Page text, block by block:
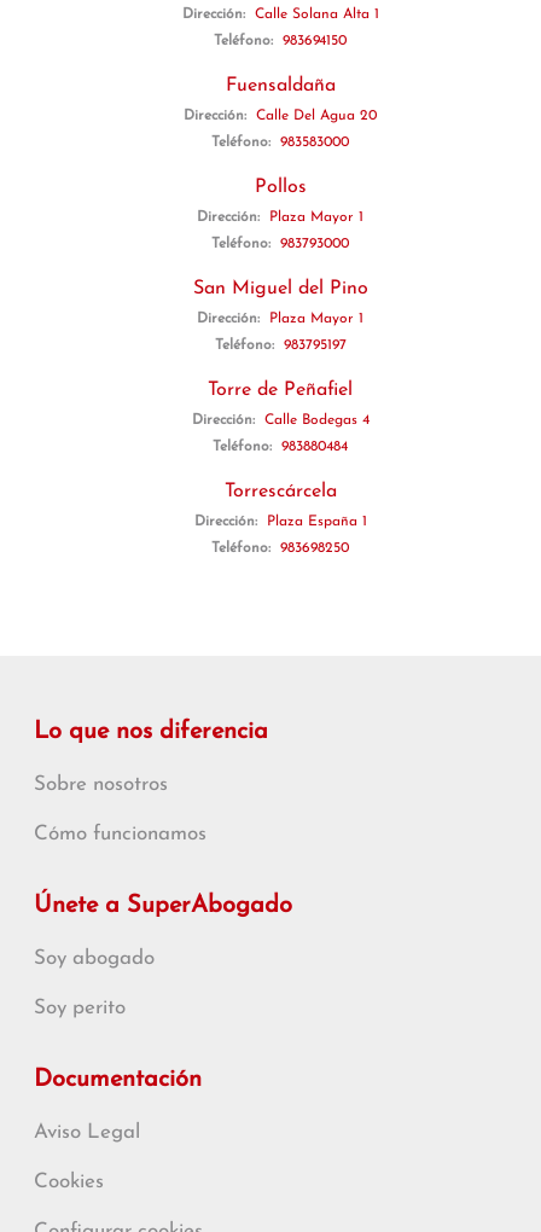
Dirección:
Calle Solana Alta 1
Teléfono:
983694150
Fuensaldaña
Dirección:
Calle Del Agua 20
Teléfono:
983583000
Pollos
Dirección:
Plaza Mayor 1
Teléfono:
983793000
San Miguel del Pino
Dirección:
Plaza Mayor 1
Teléfono:
983795197
Torre de Peñafiel
Dirección:
Calle Bodegas 4
Teléfono:
983880484
Torrescárcela
Dirección:
Plaza España 1
Teléfono:
983698250
Lo que nos diferencia
Sobre nosotros
Cómo funcionamos
Únete a SuperAbogado
Soy abogado
Soy perito
Documentación
Aviso Legal
Cookies